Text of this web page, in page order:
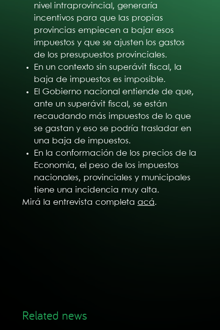
nivel intraprovincial, generaría
incentivos para que las propias
provincias empiecen a bajar esos
impuestos y que se ajusten los gastos
de los presupuestos provinciales.
En un contexto sin superávit fiscal, la
baja de impuestos es imposible.
El Gobierno nacional entiende de que,
ante un superávit fiscal, se están
recaudando más impuestos de lo que
se gastan y eso se podría trasladar en
una baja de impuestos.
En la conformación de los precios de la
Economía, el peso de los impuestos
nacionales, provinciales y municipales
tiene una incidencia muy alta.
Mirá la entrevista completa acá.
Related news